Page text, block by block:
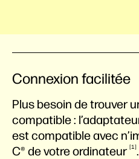
Connexion facilitée
Plus besoin de trouver
compatible :
est compatible avec
C® de votreordinateur 1 .